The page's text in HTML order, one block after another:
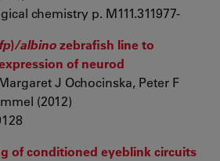
chemistry p. M111.311977-
)/albinozebrafish line to
of neurod
J Ochocinska, Peter F
(2012)
of conditioned eyeblink circuits